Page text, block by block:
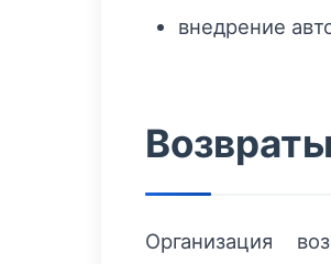
внедрение
Организация